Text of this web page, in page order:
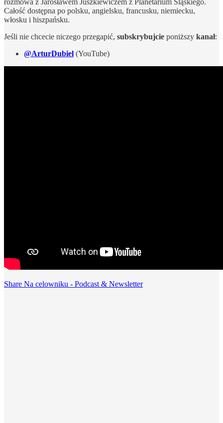
Całość dostępna po polsku, angielsku, francusku, niemiecku,
włosku i hiszpańsku.
Jeśli nie chcecie niczego przegapić, subskrybujcie poniższy kanał:
@ArturDubiel (YouTube)
Share Na celowniku - Podcast & Newsletter